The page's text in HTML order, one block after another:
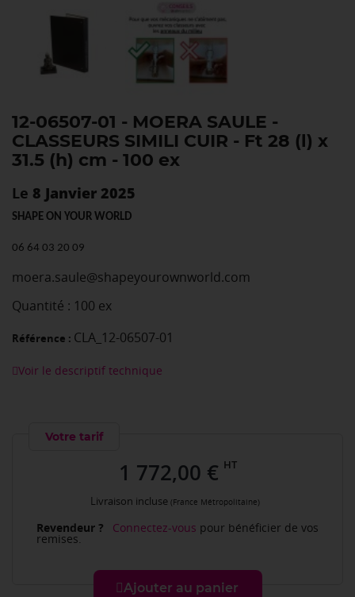
12-06507-01 - MOERA SAULE -
CLASSEURS SIMILI CUIR - Ft 28 (l) x
31.5 (h) cm - 100 ex
Le 8 Janvier 2025
SHAPE ON YOUR WORLD
06 64 03 20 09
moera.saule@shapeyourownworld.com
Quantité : 100 ex
Référence : CLA_12-06507-01
Voir le descriptif technique
Votre tarif
1 772,00 € HT
Livraison incluse (France Métropolitaine)
Revendeur ? Connectez-vous pour bénéficier de vos
remises.
Ajouter au panier